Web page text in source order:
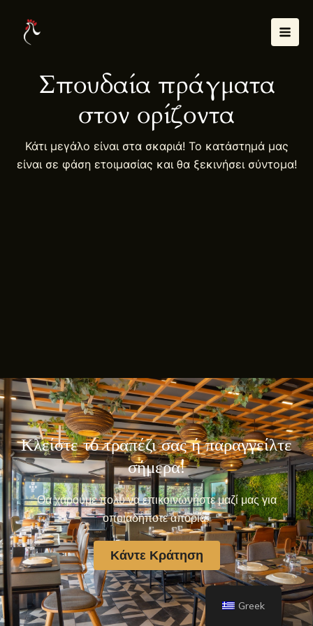
περιεχόμενο
Σπουδαία πράγματα
στον ορίζοντα
Κάτι μεγάλο είναι στα σκαριά! Το κατάστημά μας
είναι σε φάση ετοιμασίας και θα ξεκινήσει σύντομα!
Κλείστε το τραπέζι σας ή παραγγείλτε
σήμερα!
Θα χαρούμε πολύ να επικοινωνήστε μαζί μας για
οποιαδήποτε απορία.
Κάντε Κράτηση
Greek